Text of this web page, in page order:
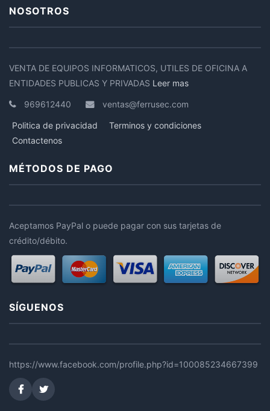
NOSOTROS
VENTA DE EQUIPOS INFORMATICOS, UTILES DE OFICINA A
ENTIDADES PUBLICAS Y PRIVADAS Leer mas
969612440 ventas@ferrusec.com
Politica de privacidad
Terminos y condiciones
Contactenos
MÉTODOS DE PAGO
Aceptamos PayPal o puede pagar con sus tarjetas de
crédito/débito.
SÍGUENOS
https://www.facebook.com/profile.php?id=100085234667399